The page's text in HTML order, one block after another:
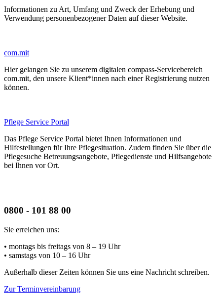
Informationen zu Art, Umfang und Zweck der Erhebung und
Verwendung personenbezogener Daten auf dieser Website.
com.mit
Hier gelangen Sie zu unserem digitalen compass-Servicebereich
com.mit, den unsere Klient*innen nach einer Registrierung nutzen
können.
Pflege Service Portal
Das Pflege Service Portal bietet Ihnen Informationen und
Hilfestellungen für Ihre Pflegesituation. Zudem finden Sie über die
Pflegesuche Betreuungsangebote, Pflegedienste und Hilfsangebote
bei Ihnen vor Ort.
0800 - 101 88 00
Sie erreichen uns:
• montags bis freitags von 8 – 19 Uhr
• samstags von 10 – 16 Uhr
Außerhalb dieser Zeiten können Sie uns eine Nachricht schreiben.
Zur Terminvereinbarung